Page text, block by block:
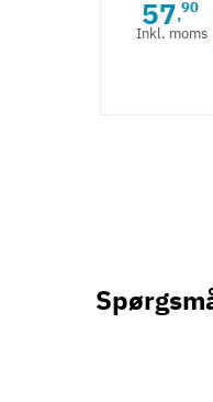
57,90
Inkl. moms